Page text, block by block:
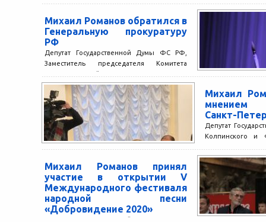
Регламенту,
Михаил Романов...
Михаил Романов обратился в
Генеральную прокуратуру
РФ
Депутат Государственной Думы ФС РФ,
Заместитель председателя Комитета
Государственной Думы по контролю и
Регламенту, член фракции «Единая Россия»
Михаил Романов...
Михаил
мнением
Санкт-
Депутат
Колпинского и
Регламенту,
Михаил Романов принял
участие в открытии V
Международного фестиваля
народной песни
«Добровидение 2020»
Депутат Государственной Думы ФС РФ,